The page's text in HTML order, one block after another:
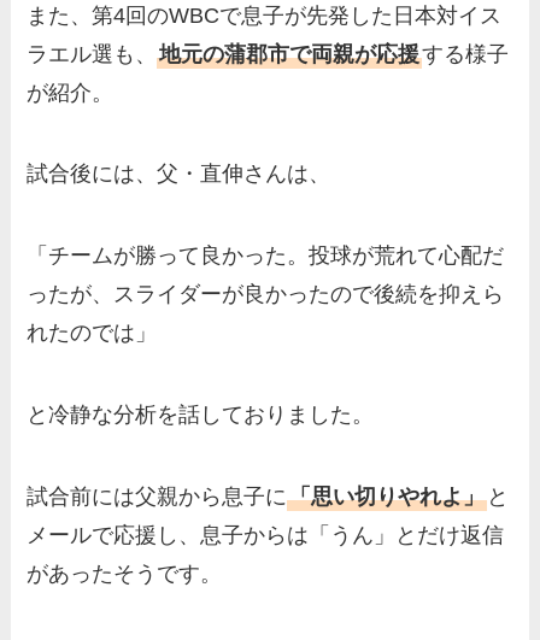
また、第4回のWBCで息子が先発した日本対イス
ラエル選も、地元の蒲郡市で両親が応援する様子
が紹介。
試合後には、父・直伸さんは、
「チームが勝って良かった。投球が荒れて心配だ
ったが、スライダーが良かったので後続を抑えら
れたのでは」
と冷静な分析を話しておりました。
試合前には父親から息子に「思い切りやれよ」 と
メールで応援し、息子からは「うん」とだけ返信
があったそうです。